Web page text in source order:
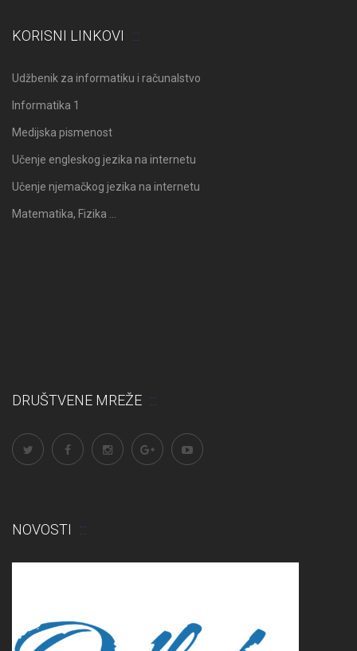
KORISNI LINKOVI
Udžbenik za informatiku i računalstvo
Informatika 1
Medijska pismenost
Učenje engleskog jezika na internetu
Učenje njemačkog jezika na internetu
Matematika, Fizika …
DRUŠTVENE MREŽE
NOVOSTI